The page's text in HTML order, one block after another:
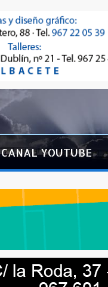
CANAL YOUTUBE